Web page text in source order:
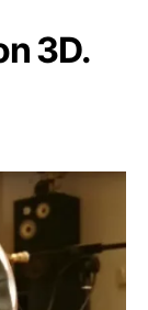
3D.